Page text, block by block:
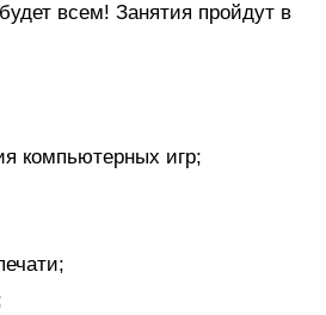
всем! Занятия пройдут в
компьютерных игр;